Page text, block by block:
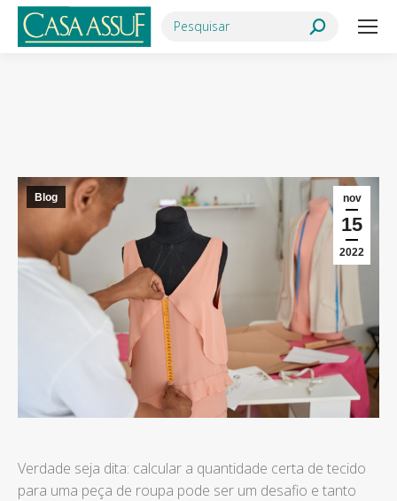
Search:
nov
15
2022
Blog
Verdade seja dita: calcular a quantidade certa de tecido
para uma peça de roupa pode ser um desafio e tanto